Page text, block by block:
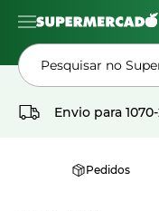
Pesquisar no
Envio para
Pedidos